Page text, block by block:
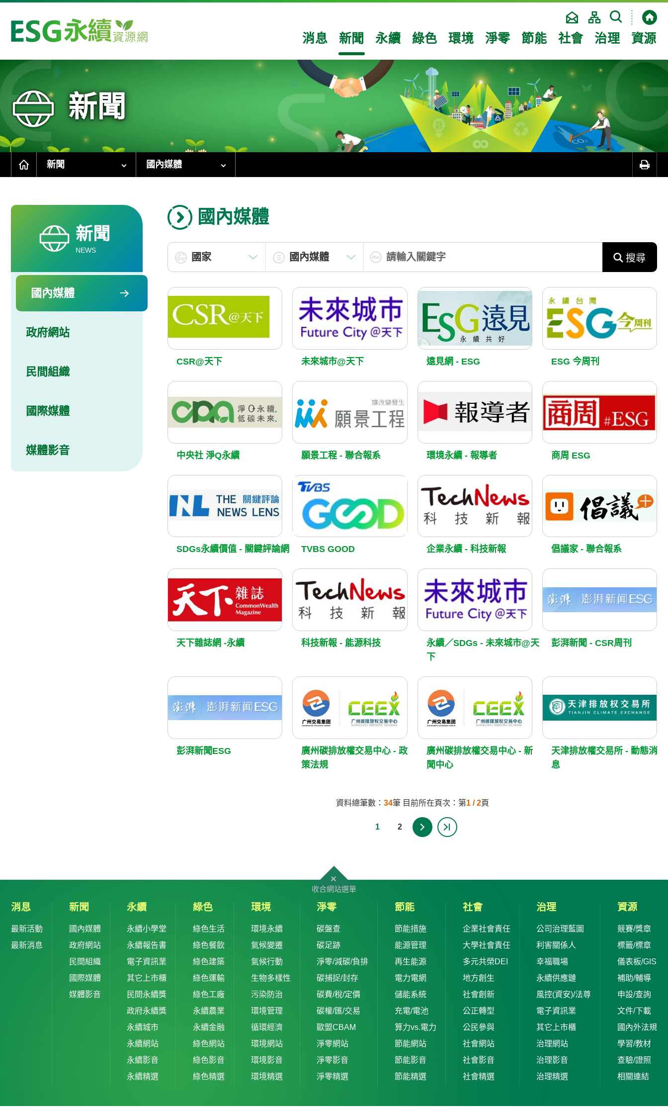
跳
消息 新聞 永續 綠色 環境 淨零 節能 社會 治理 資源
新聞
新聞 國內媒體
新聞
NEWS
國內媒體
政府網站
民間組織
國際媒體
媒體影音
國內媒體
搜尋
CSR@天下 未來城市@天下 遠見網 - ESG ESG 今周刊
中央社 淨Q永續 願景工程 - 聯合報系 環境永續 - 報導者 商周 ESG
SDGs永續價值 - 關鍵評論網 TVBS GOOD 企業永續 - 科技新報 倡議家 - 聯合報系
天下雜誌網 -永續 科技新報 - 能源科技
永續／SDGs - 未來城市@天
下
彭湃新聞 - CSR周刊
彭湃新聞ESG
廣州碳排放權交易中心 - 政
策法規
廣州碳排放權交易中心 - 新
聞中心
天津排放權交易所 - 動態消
息
資料總筆數： 34筆 目前所在頁次：第1 / 2頁
1 2
收合網站選單
消息
最新活動
最新消息
新聞
國內媒體
政府網站
民間組織
國際媒體
媒體影音
永續
永續小學堂
永續報告書
電子資訊業
其它上市櫃
民間永續獎
政府永續獎
永續城市
永續網站
永續影音
永續精選
綠色
綠色生活
綠色餐飲
綠色建築
綠色運輸
綠色工廠
永續農業
永續金融
綠色網站
綠色影音
綠色精選
環境
環境永續
氣候變遷
氣候行動
生物多樣性
污染防治
環境管理
循環經濟
環境網站
環境影音
環境精選
淨零
碳盤查
碳足跡
淨零/減碳/負排
碳捕捉/封存
碳費/稅/定價
碳權/匯/交易
歐盟CBAM
淨零網站
淨零影音
淨零精選
節能
節能措施
能源管理
再生能源
電力電網
儲能系統
充電/電池
算力vs.電力
節能網站
節能影音
節能精選
社會
企業社會責任
大學社會責任
多元共榮DEI
地方創生
社會創新
公正轉型
公民參與
社會網站
社會影音
社會精選
治理
公司治理藍圖
利害關係人
幸福職場
永續供應鏈
風控(資安)/法尊
電子資訊業
其它上市櫃
治理網站
治理影音
治理精選
資源
競賽/獎章
標籤/標章
儀表板/GIS
補助/輔導
申設/查詢
文件/下載
國內外法規
學習/教材
查驗/證照
相關連結